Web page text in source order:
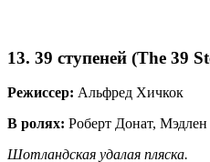
13. 39 ступеней (The 39
Режиссер: Альфред Хичкок
В ролях: Роберт Донат,
Шотландская удалая пляска.